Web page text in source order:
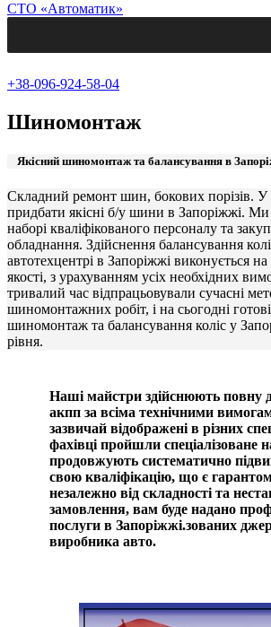
СТО «Автоматик»
+38-096-924-58-04
Шиномонтаж
Якісний шиномонтаж та балансування в
Складний ремонт шин, бокових порізів.
придбати якісні б/у шини в Запоріжжі. Ми
наборі кваліфікованого персоналу та
обладнання. Здійснення балансування
автотехцентрі в Запоріжжі виконується на
якості, з урахуванням усіх необхідних
тривалий час відпрацьовували сучасні
шиномонтажних робіт, і на сьогодні
шиномонтаж та балансування коліс у
рівня.
Наші майстри здійснюють повну
акпп за всіма технічними
зазвичай відображені в різних
фахівці пройшли спеціалізоване
продовжують систематично
свою кваліфікацію, що є
незалежно від складності та
замовлення, вам буде надано
послуги в Запоріжжі.зованих
виробника авто.